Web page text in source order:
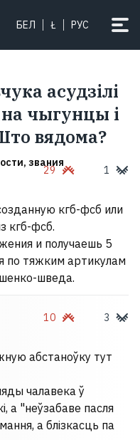
БЕЛ Ł РУС
асудзілі
на чыгунцы і
вядома?
звания
29 1
кгб-фсб или
кгб-фсб.
и получаешь 5
по тяжким артикулам
шведа.
10 3
абстаноўку тут
чалавека ў
а "неўзабаве пасля
а блізкасць па